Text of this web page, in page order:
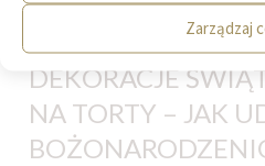
Zarządzaj
DEKORACJE
NA TORTY – JAK